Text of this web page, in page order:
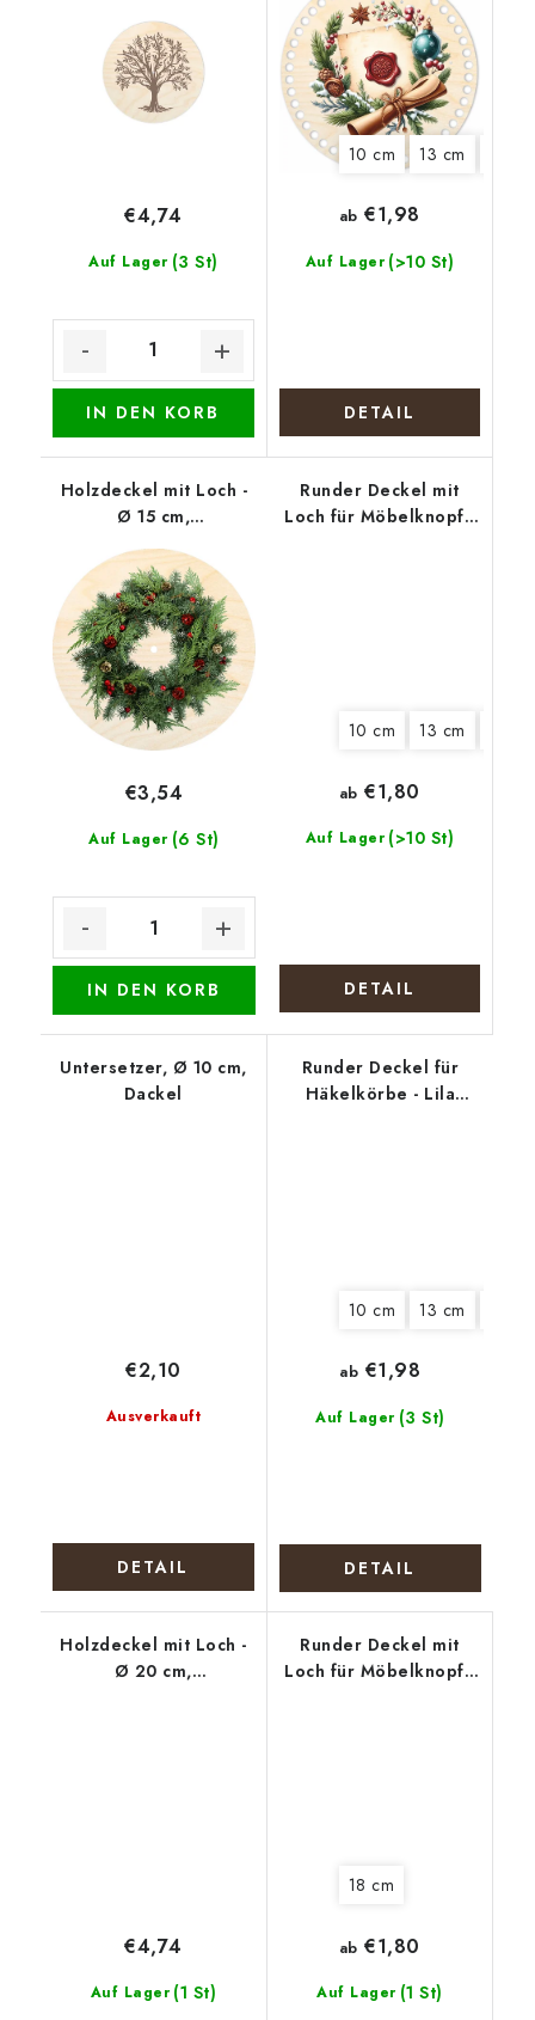
Auf Lager (3 St)
€4,74
IN DEN KORB
10 cm 13 cm
Auf Lager (>10 St)
ab €1,98
DETAIL
Holzdeckel mit Loch -
Ø 15 cm,
Tannenzapfen
Auf Lager (6 St)
€3,54
IN DEN KORB
Runder Deckel mit
Loch für Möbelknopf -
10 cm 13 cm
Auf Lager (>10 St)
ab €1,80
DETAIL
Untersetzer, Ø 10 cm,
Dackel
Ausverkauft
€2,10
DETAIL
Runder Deckel für
Häkelkörbe - Lila
10 cm 13 cm
Auf Lager (3 St)
ab €1,98
DETAIL
Holzdeckel mit Loch -
Ø 20 cm,
Auf Lager (1 St)
€4,74
Runder Deckel mit
Loch für Möbelknopf -
18 cm
Auf Lager (1 St)
ab €1,80